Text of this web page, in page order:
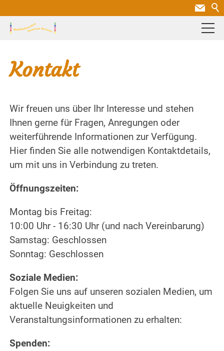
Kontakt
Wir freuen uns über Ihr Interesse und stehen
Ihnen gerne für Fragen, Anregungen oder
weiterführende Informationen zur Verfügung.
Hier finden Sie alle notwendigen Kontaktdetails,
um mit uns in Verbindung zu treten.
Öffnungszeiten:
Montag bis Freitag:
10:00 Uhr - 16:30 Uhr (und nach Vereinbarung)
Samstag: Geschlossen
Sonntag: Geschlossen
Soziale Medien:
Folgen Sie uns auf unseren sozialen Medien, um
aktuelle Neuigkeiten und
Veranstaltungsinformationen zu erhalten:
Spenden: